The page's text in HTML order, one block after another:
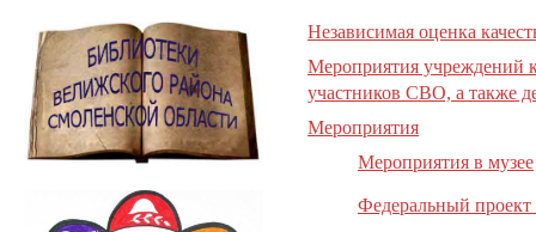
Независимая оценка
Мероприятия учреждений
участников СВО, а также
Мероприятия
Мероприятия в музее
Федеральный